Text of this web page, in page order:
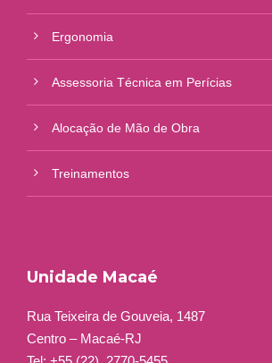
Ergonomia
Assessoria Técnica em Perícias
Alocação de Mão de Obra
Treinamentos
Unidade Macaé
Rua Teixeira de Gouveia, 1487
Centro – Macaé-RJ